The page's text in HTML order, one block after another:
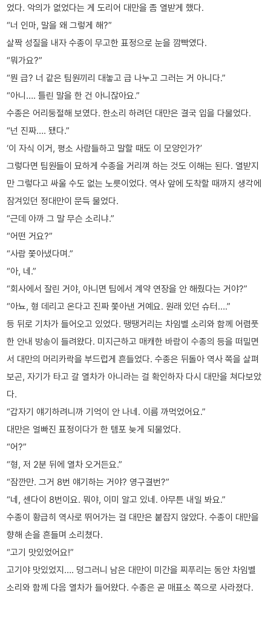
었다. 악의가 없었다는 게 도리어 대만을 좀 열받게 했다.
“너 인마, 말을 왜 그렇게 해?”
살짝 성질을 내자 수종이 무고한 표정으로 눈을 깜빡였다.
“뭐가요?”
“뭔 급? 너 같은 팀원끼리 대놓고 급 나누고 그러는 거 아니다.”
“아니…. 틀린 말을 한 건 아니잖아요.”
수종은 어리둥절해 보였다. 한소리 하려던 대만은 결국 입을 다물었다.
“넌 진짜…. 됐다.”
‘이 자식 이거, 평소 사람들하고 말할 때도 이 모양인가?’
그렇다면 팀원들이 묘하게 수종을 거리껴 하는 것도 이해는 된다. 열받지
만 그렇다고 싸울 수도 없는 노릇이었다. 역사 앞에 도착할 때까지 생각에
잠겨있던 정대만이 문득 물었다.
“근데 아까 그 말 무슨 소리냐.”
“어떤 거요?”
“사람 쫓아냈다며.”
“아, 네.”
“회사에서 잘린 거야, 아니면 팀에서 계약 연장을 안 해줬다는 거야?”
“아뇨, 형 데리고 온다고 진짜 쫓아낸 거예요. 원래 있던 슈터….”
등 뒤로 기차가 들어오고 있었다. 땡땡거리는 차임벨 소리와 함께 어렴풋
한 안내 방송이 들려왔다. 미지근하고 매캐한 바람이 수종의 등을 떠밀면
서 대만의 머리카락을 부드럽게 흔들었다. 수종은 뒤돌아 역사 쪽을 살펴
보곤, 자기가 타고 갈 열차가 아니라는 걸 확인하자 다시 대만을 쳐다보았
다.
“갑자기 얘기하려니까 기억이 안 나네. 이름 까먹었어요.”
대만은 얼빠진 표정이다가 한 템포 늦게 되물었다.
“어?”
“형, 저 2분 뒤에 열차 오거든요.”
“잠깐만. 그거 8번 얘기하는 거야? 영구결번?”
“네, 센다이 8번이요. 뭐야, 이미 알고 있네. 아무튼 내일 봐요.”
수종이 황급히 역사로 뛰어가는 걸 대만은 붙잡지 않았다. 수종이 대만을
향해 손을 흔들며 소리쳤다.
“고기 맛있었어요!”
고기야 맛있었지…. 덩그러니 남은 대만이 미간을 찌푸리는 동안 차임벨
소리와 함께 다음 열차가 들어왔다. 수종은 곧 매표소 쪽으로 사라졌다.